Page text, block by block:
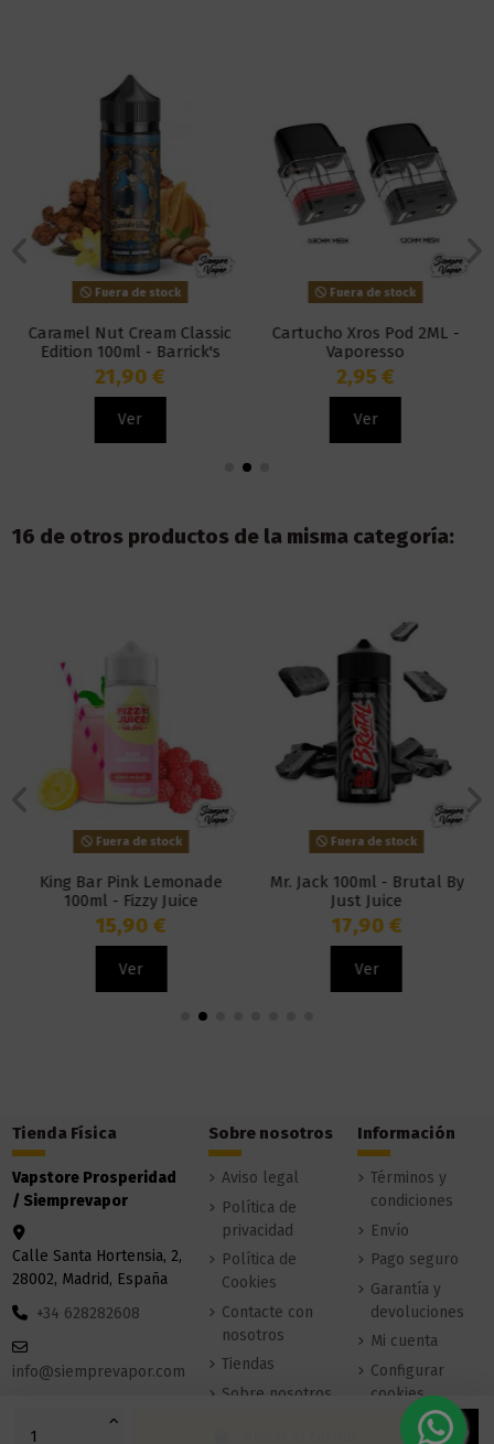
Fuera de stock
Caramel Nut Cream Classic
Edition 100ml - Barrick's
Brew
21,90 €
Ver
Fuera de stock
Cartucho Xros Pod 2ML -
Vaporesso
2,95 €
Ver
16 de otros productos de la misma categoría:
Fuera de stock
King Bar Pink Lemonade
100ml - Fizzy Juice
15,90 €
Ver
Fuera de stock
Mr. Jack 100ml - Brutal By
Just Juice
17,90 €
Ver
Tienda Física
Vapstore Prosperidad
/ Siemprevapor
Calle Santa Hortensia, 2,
28002, Madrid, España
+34 628282608
info@siemprevapor.com
Sobre nosotros
Aviso legal
Política de
privacidad
Política de
Cookies
Contacte con
nosotros
Tiendas
Sobre nosotros
Información
Términos y
condiciones
Envío
Pago seguro
Garantía y
devoluciones
Mi cuenta
Configurar
cookies